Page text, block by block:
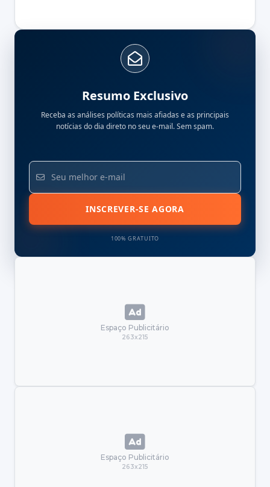
Resumo Exclusivo
Receba as análises políticas mais afiadas e as principais
notícias do dia direto no seu e-mail. Sem spam.
INSCREVER-SE AGORA
100% GRATUITO
Espaço Publicitário
263x215
Espaço Publicitário
263x215